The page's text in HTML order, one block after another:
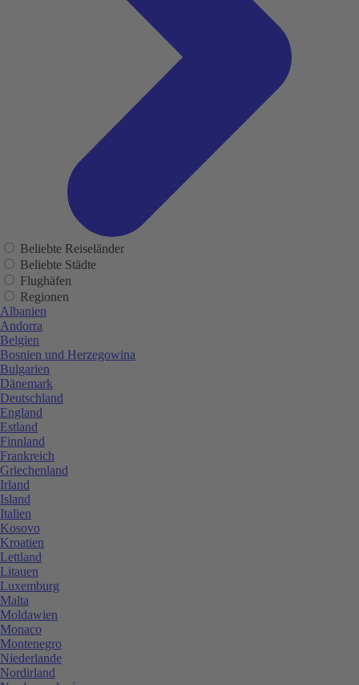
Beliebte Reiseländer
Beliebte Städte
Flughäfen
Regionen
Albanien
Andorra
Belgien
Bosnien und Herzegowina
Bulgarien
Dänemark
Deutschland
England
Estland
Finnland
Frankreich
Griechenland
Irland
Island
Italien
Kosovo
Kroatien
Lettland
Litauen
Luxemburg
Malta
Moldawien
Monaco
Montenegro
Niederlande
Nordirland